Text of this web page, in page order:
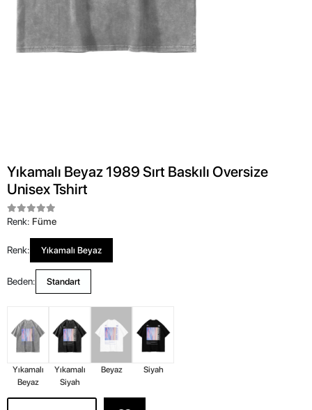
Yıkamalı Beyaz 1989 Sırt Baskılı Oversize
Unisex Tshirt
Renk: Füme
Renk: Yıkamalı Beyaz
Beden: Standart
Yıkamalı
Beyaz
Yıkamalı
Siyah
Beyaz Siyah